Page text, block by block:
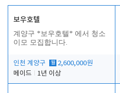
보우호텔
계양구 *보우호텔* 에서 청소
이모 모집합니다.
인천 계양구 월 2,600,000원
메이드
1년 이상